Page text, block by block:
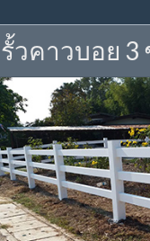
รั้วคาวบอย 3